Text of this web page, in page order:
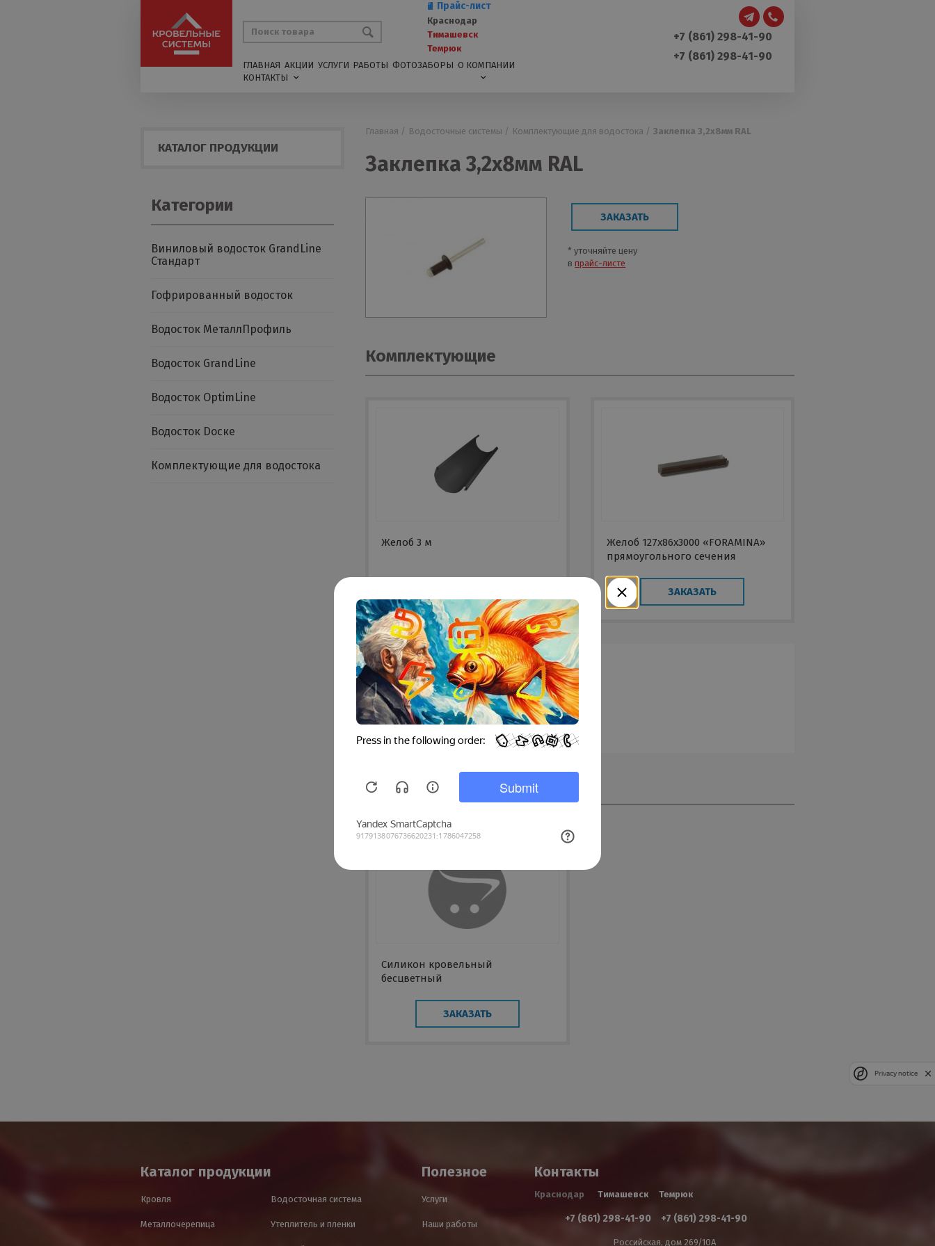
Прайс-лист
Краснодар
Тимашевск
Темрюк
ГЛАВНАЯ АКЦИИ УСЛУГИ РАБОТЫ ФОТОЗАБОРЫ О КОМПАНИИ
КОНТАКТЫ
+7 (861) 298-41-90
+7 (861) 298-41-90
КАТАЛОГ ПРОДУКЦИИ
Категории
Виниловый водосток GrandLine
Стандарт
Гофрированный водосток
Водосток МеталлПрофиль
Водосток GrandLine
Водосток OptimLine
Водосток Dоске
Комплектующие для водостока
Главная / Водосточные системы / Комплектующие для водостока / Заклепка 3,2х8мм RAL
Заклепка 3,2х8мм RAL
ЗАКАЗАТЬ
* уточняйте цену
впрайс-листе
Комплектующие
Желоб 3 м
Желоб 127х86х3000 «FORAMINA»
прямоугольного сечения
ЗАКАЗАТЬ
ДОСТАВКА И МОНТАЖ
Смотрите также
Силикон кровельный
бесцветный
ЗАКАЗАТЬ
Каталог продукции
Кровля
Металлочерепица
Водосточная система
Утеплитель и пленки
Полезное
Услуги
Наши работы
Контакты
Краснодар Тимашевск Темрюк
+7 (861) 298-41-90 +7 (861) 298-41-90
Российская, дом 269/10А
Privacy notice